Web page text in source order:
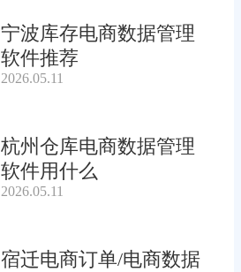
宁波库存电商数据管理
软件推荐
2026.05.11
杭州仓库电商数据管理
软件用什么
2026.05.11
宿迁电商订单/电商数据